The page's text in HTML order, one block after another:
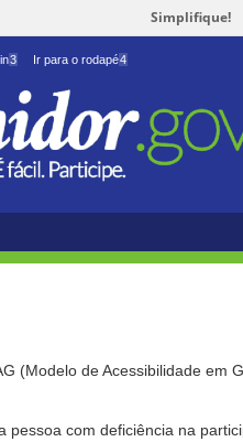
Simplifique!
3 Ir para o rodapé4
(Modelo de Acessibilidade
pessoa com deficiência na